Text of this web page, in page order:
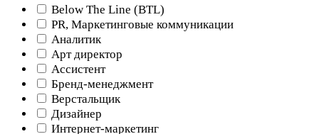
Below The Line (BTL)
PR, Маркетинговые коммуникации
Аналитик
Арт директор
Ассистент
Бренд-менеджмент
Верстальщик
Дизайнер
Интернет-маркетинг